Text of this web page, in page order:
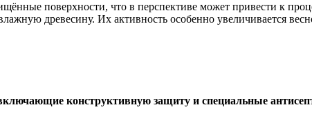
поверхности, что в перспективе может привести к
древесину. Их активность особенно увеличивается
конструктивную защиту и специальные